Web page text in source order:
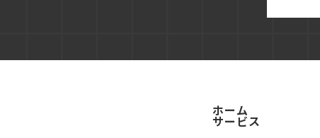
ホーム
サービス